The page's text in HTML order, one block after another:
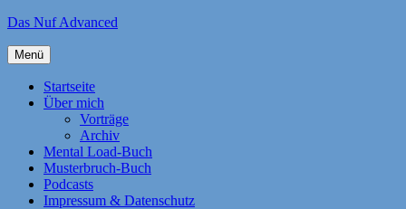
Zum
springen
Das Nuf Advanced
Menü
Startseite
Über mich
Vorträge
Archiv
Mental Load-Buch
Musterbruch-Buch
Podcasts
Impressum & Datenschutz